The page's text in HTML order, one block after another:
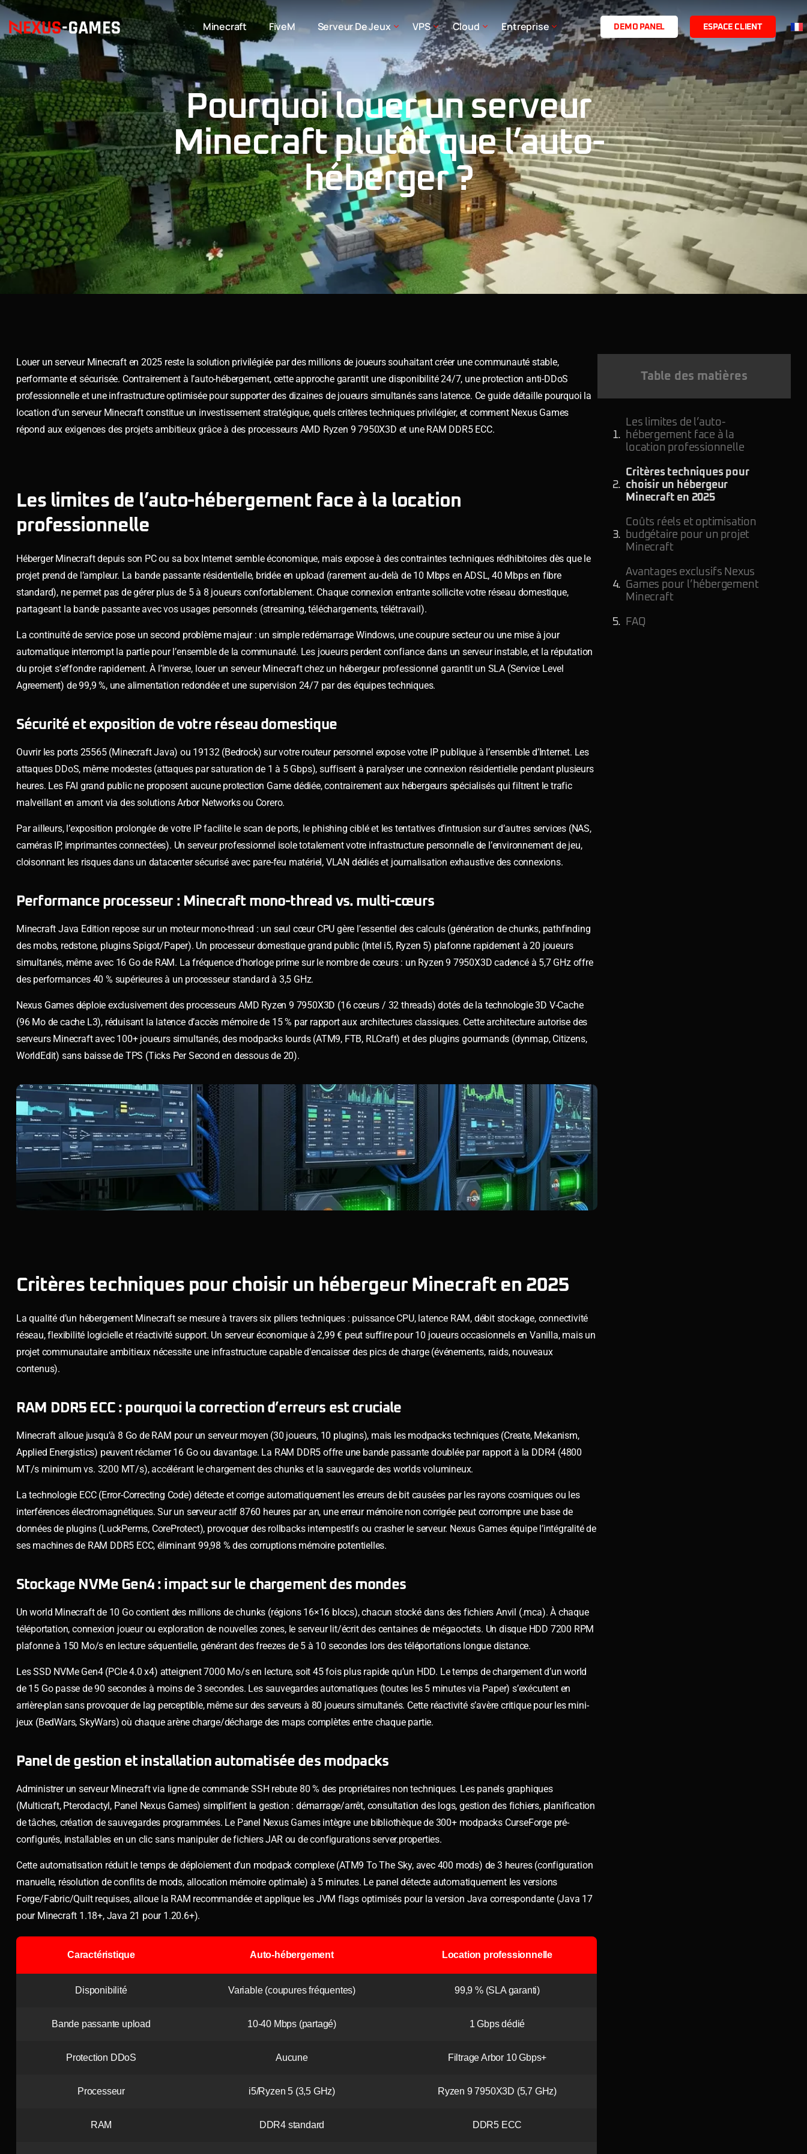
Minecraft FiveM Serveur De Jeux VPS Cloud Entreprise D EM O PAN EL ESPAC E C LI E NT
Pourquoi louer un serveur
Minecraft plutôt que l’auto-
héberger ?
Louer un serveur Minecraft en 2025 reste la solution privilégiée par des millions de joueurs souhaitant créer une communauté stable,
performante et sécurisée. Contrairement à l’auto-hébergement, cette approche garantit une disponibilité 24/7, une protection anti-DDoS
professionnelle et une infrastructure optimisée pour supporter des dizaines de joueurs simultanés sans latence. Ce guide détaille pourquoi la
location d’un serveur Minecraft constitue un investissement stratégique, quels critères techniques privilégier, et comment Nexus Games
répond aux exigences des projets ambitieux grâce à des processeurs AMD Ryzen 9 7950X3D et une RAM DDR5 ECC.
Les limites de l’auto-hébergement face à la location
professionnelle
Héberger Minecraft depuis son PC ou sa box Internet semble économique, mais expose à des contraintes techniques rédhibitoires dès que le
projet prend de l’ampleur. La bande passante résidentielle, bridée en upload (rarement au-delà de 10 Mbps en ADSL, 40 Mbps en fibre
standard), ne permet pas de gérer plus de 5 à 8 joueurs confortablement. Chaque connexion entrante sollicite votre réseau domestique,
partageant la bande passante avec vos usages personnels (streaming, téléchargements, télétravail).
La continuité de service pose un second problème majeur : un simple redémarrage Windows, une coupure secteur ou une mise à jour
automatique interrompt la partie pour l’ensemble de la communauté. Les joueurs perdent confiance dans un serveur instable, et la réputation
du projet s’effondre rapidement. À l’inverse, louer un serveur Minecraft chez un hébergeur professionnel garantit un SLA (Service Level
Agreement) de 99,9 %, une alimentation redondée et une supervision 24/7 par des équipes techniques.
Sécurité et exposition de votre réseau domestique
Ouvrir les ports 25565 (Minecraft Java) ou 19132 (Bedrock) sur votre routeur personnel expose votre IP publique à l’ensemble d’Internet. Les
attaques DDoS, même modestes (attaques par saturation de 1 à 5 Gbps), suffisent à paralyser une connexion résidentielle pendant plusieurs
heures. Les FAI grand public ne proposent aucune protection Game dédiée, contrairement aux hébergeurs spécialisés qui filtrent le trafic
malveillant en amont via des solutions Arbor Networks ou Corero.
Par ailleurs, l’exposition prolongée de votre IP facilite le scan de ports, le phishing ciblé et les tentatives d’intrusion sur d’autres services (NAS,
caméras IP, imprimantes connectées). Un serveur professionnel isole totalement votre infrastructure personnelle de l’environnement de jeu,
cloisonnant les risques dans un datacenter sécurisé avec pare-feu matériel, VLAN dédiés et journalisation exhaustive des connexions.
Performance processeur : Minecraft mono-thread vs. multi-cœurs
Minecraft Java Edition repose sur un moteur mono-thread : un seul cœur CPU gère l’essentiel des calculs (génération de chunks, pathfinding
des mobs, redstone, plugins Spigot/Paper). Un processeur domestique grand public (Intel i5, Ryzen 5) plafonne rapidement à 20 joueurs
simultanés, même avec 16 Go de RAM. La fréquence d’horloge prime sur le nombre de cœurs : un Ryzen 9 7950X3D cadencé à 5,7 GHz offre
des performances 40 % supérieures à un processeur standard à 3,5 GHz.
Nexus Games déploie exclusivement des processeurs AMD Ryzen 9 7950X3D (16 cœurs / 32 threads) dotés de la technologie 3D V-Cache
(96 Mo de cache L3), réduisant la latence d’accès mémoire de 15 % par rapport aux architectures classiques. Cette architecture autorise des
serveurs Minecraft avec 100+ joueurs simultanés, des modpacks lourds (ATM9, FTB, RLCraft) et des plugins gourmands (dynmap, Citizens,
WorldEdit) sans baisse de TPS (Ticks Per Second en dessous de 20).
Critères techniques pour choisir un hébergeur Minecraft en 2025
La qualité d’un hébergement Minecraft se mesure à travers six piliers techniques : puissance CPU, latence RAM, débit stockage, connectivité
réseau, flexibilité logicielle et réactivité support. Un serveur économique à 2,99 € peut suffire pour 10 joueurs occasionnels en Vanilla, mais un
projet communautaire ambitieux nécessite une infrastructure capable d’encaisser des pics de charge (événements, raids, nouveaux
contenus).
RAM DDR5 ECC : pourquoi la correction d’erreurs est cruciale
Minecraft alloue jusqu’à 8 Go de RAM pour un serveur moyen (30 joueurs, 10 plugins), mais les modpacks techniques (Create, Mekanism,
Applied Energistics) peuvent réclamer 16 Go ou davantage. La RAM DDR5 offre une bande passante doublée par rapport à la DDR4 (4800
MT/s minimum vs. 3200 MT/s), accélérant le chargement des chunks et la sauvegarde des worlds volumineux.
La technologie ECC (Error-Correcting Code) détecte et corrige automatiquement les erreurs de bit causées par les rayons cosmiques ou les
interférences électromagnétiques. Sur un serveur actif 8760 heures par an, une erreur mémoire non corrigée peut corrompre une base de
données de plugins (LuckPerms, CoreProtect), provoquer des rollbacks intempestifs ou crasher le serveur. Nexus Games équipe l’intégralité de
ses machines de RAM DDR5 ECC, éliminant 99,98 % des corruptions mémoire potentielles.
Stockage NVMe Gen4 : impact sur le chargement des mondes
Un world Minecraft de 10 Go contient des millions de chunks (régions 16×16 blocs), chacun stocké dans des fichiers Anvil (.mca). À chaque
téléportation, connexion joueur ou exploration de nouvelles zones, le serveur lit/écrit des centaines de mégaoctets. Un disque HDD 7200 RPM
plafonne à 150 Mo/s en lecture séquentielle, générant des freezes de 5 à 10 secondes lors des téléportations longue distance.
Les SSD NVMe Gen4 (PCIe 4.0 x4) atteignent 7000 Mo/s en lecture, soit 45 fois plus rapide qu’un HDD. Le temps de chargement d’un world
de 15 Go passe de 90 secondes à moins de 3 secondes. Les sauvegardes automatiques (toutes les 5 minutes via Paper) s’exécutent en
arrière-plan sans provoquer de lag perceptible, même sur des serveurs à 80 joueurs simultanés. Cette réactivité s’avère critique pour les mini-
jeux (BedWars, SkyWars) où chaque arène charge/décharge des maps complètes entre chaque partie.
Panel de gestion et installation automatisée des modpacks
Administrer un serveur Minecraft via ligne de commande SSH rebute 80 % des propriétaires non techniques. Les panels graphiques
(Multicraft, Pterodactyl, Panel Nexus Games) simplifient la gestion : démarrage/arrêt, consultation des logs, gestion des fichiers, planification
de tâches, création de sauvegardes programmées. Le Panel Nexus Games intègre une bibliothèque de 300+ modpacks CurseForge pré-
configurés, installables en un clic sans manipuler de fichiers JAR ou de configurations server.properties.
Cette automatisation réduit le temps de déploiement d’un modpack complexe (ATM9 To The Sky, avec 400 mods) de 3 heures (configuration
manuelle, résolution de conflits de mods, allocation mémoire optimale) à 5 minutes. Le panel détecte automatiquement les versions
Forge/Fabric/Quilt requises, alloue la RAM recommandée et applique les JVM flags optimisés pour la version Java correspondante (Java 17
pour Minecraft 1.18+, Java 21 pour 1.20.6+).
Caractéristique Auto-hébergement Location professionnelle
Disponibilité Variable (coupures fréquentes) 99,9 % (SLA garanti)
Bande passante upload 10-40 Mbps (partagé) 1 Gbps dédié
Protection DDoS Aucune Filtrage Arbor 10 Gbps+
Processeur i5/Ryzen 5 (3,5 GHz) Ryzen 9 7950X3D (5,7 GHz)
RAM DDR4 standard DDR5 ECC
Table des matières
Les limites de l’auto-
hébergement face à la
location professionnelle
Critères techniques pour
choisir un hébergeur
Minecraft en 2025
Coûts réels et optimisation
budgétaire pour un projet
Minecraft
Avantages exclusifs Nexus
Games pour l’hébergement
Minecraft
FAQ